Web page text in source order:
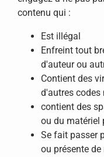
contenu qui :
Est illégal
Enfreint tout
d'auteur ou
Contient des
d'autres codes
contient des
ou du matériel
Se fait passer
ou présente